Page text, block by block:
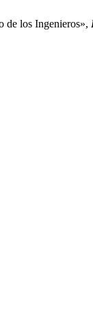
de los Ingenieros»,